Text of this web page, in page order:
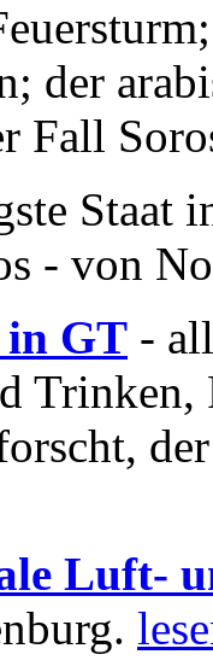
der
Fall
Staat
- von
in GT -
Luft-